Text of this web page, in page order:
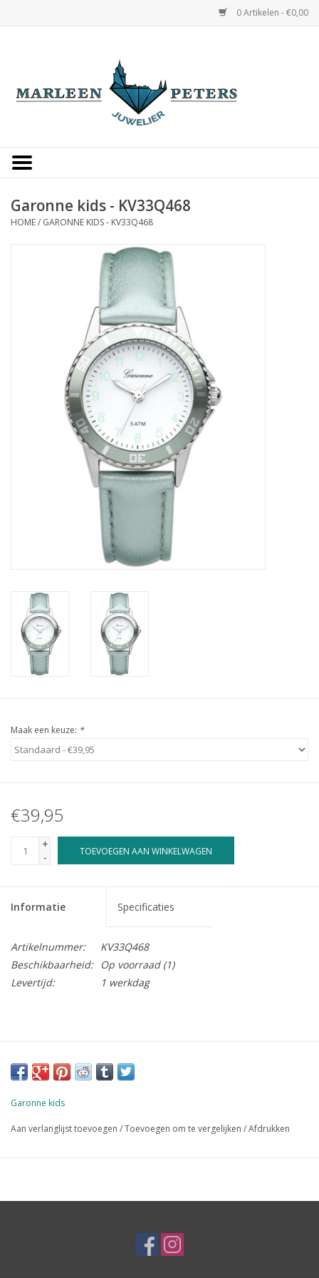
0 Artikelen - €0,00
Occasions
Trouwringen
Overige
Merken
Cadeaukaarten
Garonne kids - KV33Q468
HOME/ GARONNE KIDS - KV33Q468
Maak een keuze: *
€39,95
+
-
TOEVOEGEN AAN WINKELWAGEN
Informatie Specificaties
Artikelnummer:
KV33Q468
Beschikbaarheid:
Op voorraad(1)
Levertijd:
1 werkdag
Garonne kids
Aan verlanglijst toevoegen /Toevoegen om te vergelijken /Afdrukken